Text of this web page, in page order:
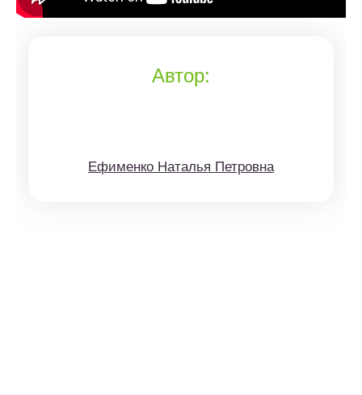
Автор:
Ефименко Наталья Петровна